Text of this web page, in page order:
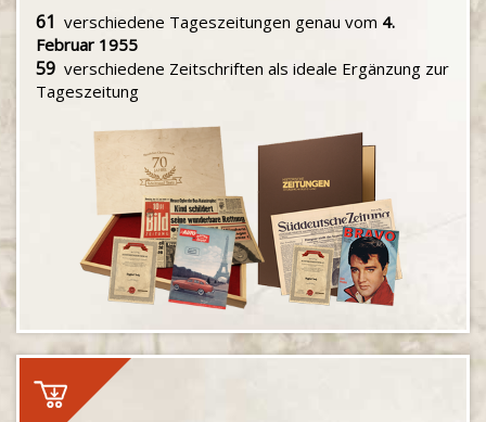
61 verschiedene Tageszeitungen genau vom 4.
Februar 1955
59 verschiedene Zeitschriften als ideale Ergänzung zur
Tageszeitung